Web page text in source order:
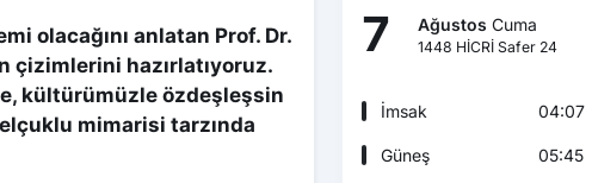
olacağını anlatan Prof. Dr.
çizimlerini hazırlatıyoruz.
kültürümüzle özdeşleşsin
mimarisi tarzında
7 Ağustos Cuma
1448 HİCRİ Safer 24
İmsak 04:07
Güneş 05:45